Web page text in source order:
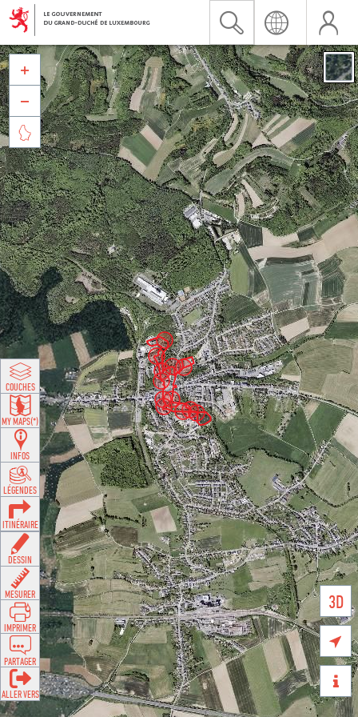
3D





COUCHES
MY MAPS(*)
INFOS
LÉGENDES
ITINÉRAIRE
DESSIN
MESURER
IMPRIMER
PARTAGER
ALLER VERS